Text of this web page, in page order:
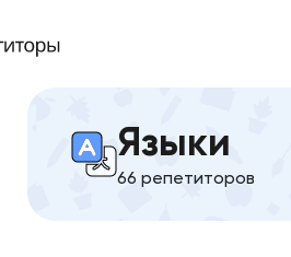
Языки
66 репетиторов